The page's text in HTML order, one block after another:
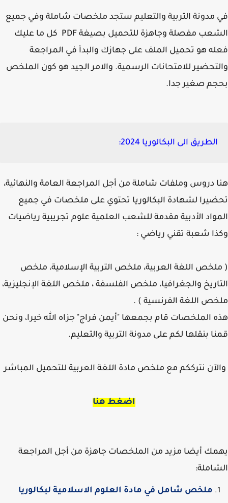
مدونة التربية والتعليم ستجد ملخصات شاملة وفيجميع
الشعب مفصلة وجاهزة للتحميل بصيغة PDF كل ما عليك
هو تحميل الملف على جهازك والبدأ في المراجعة
للامتحانات الرسمية. والامر الجيد هو كون الملخص
صغير جدا.
الطريق الى البكالوريا 2024:
دروس وملفات شاملة من أجل المراجعة العامة والنهائية،
لشهادة البكالوريا تحتوي على ملخصات في جميع
الأدبية مقدمة للشعب العلمية علوم تجريبية رياضيات
شعبة تقني رياضي :
اللغة العربية، ملخص التربية الإسلامية، ملخص
والجغرافيا، ملخص الفلسفة ، ملخص اللغة الإنجليزية،
اللغة الفرنسية ) .
الملخصات قام بجمعها "أيمن فراج" جزاه الله خيرا، ونحن
بنقلها لكم على مدونة التربية والتعليم.
نترككم مع ملخص مادة اللغة العربية للتحميل المباشر
اضغط هنا
أيضا مزيد من الملخصات جاهزة من أجل المراجعة
ملخص شامل في مادة العلوم الاسلامية لبكالوريا